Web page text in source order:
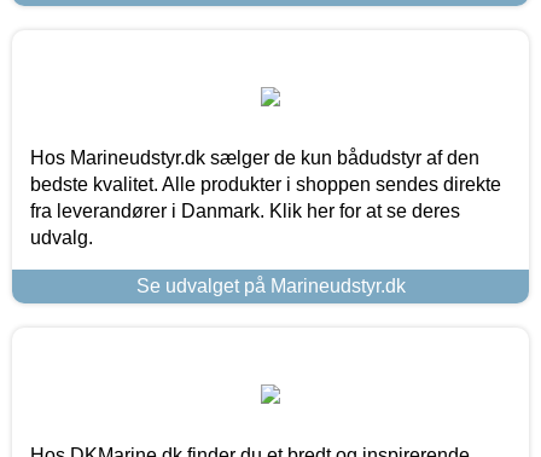
Hos Marineudstyr.dk sælger de kun bådudstyr af den
bedste kvalitet. Alle produkter i shoppen sendes direkte
fra leverandører i Danmark. Klik her for at se deres
udvalg.
Se udvalget på Marineudstyr.dk